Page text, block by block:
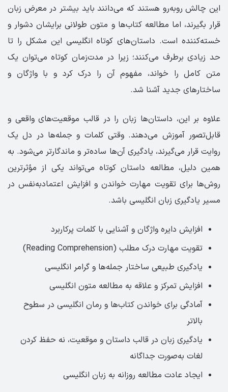
این چالش روبه‌رو هستند که می‌دانند باید بیشتر در معرض زبان
قرار بگیرند، اما مطالعه کتاب‌ها و متون طولانی برایشان دشوار و
خسته‌کننده است. داستان‌های کوتاه انگلیسی این مشکل را تا
حد زیادی برطرف می‌کنند؛ زیرا در مدت‌زمان کوتاه می‌توان یک
متن کامل را خواند، مفهوم آن را درک کرد و با واژگان و
ساختارهای جدید آشنا شد.
علاوه بر این، داستان‌ها زبان را در قالب موقعیت‌های واقعی و
قابل‌تصور آموزش می‌دهند. وقتی کلمات و جمله‌ها در دل یک
روایت قرار می‌گیرند، یادگیری آن‌ها ساده‌تر و ماندگارتر می‌شود. به
همین دلیل، مطالعه داستان کوتاه می‌تواند یکی از مؤثرترین
روش‌ها برای تقویت مهارت خواندن و افزایش اعتمادبه‌نفس در
مسیر یادگیری زبان انگلیسی باشد.
افزایش دایره واژگان و آشنایی با کلمات پرکاربرد
تقویت مهارت درک مطلب (Reading Comprehension)
یادگیری طبیعی ساختار جمله‌ها و گرامر انگلیسی
افزایش تمرکز و علاقه به مطالعه متون انگلیسی
آمادگی برای خواندن کتاب‌ها و رمان انگلیسی در سطوح
بالاتر
یادگیری زبان در قالب داستان و موقعیت، نه حفظ کردن
لغات به‌صورت جداگانه
ایجاد عادت مطالعه روزانه به زبان انگلیسی